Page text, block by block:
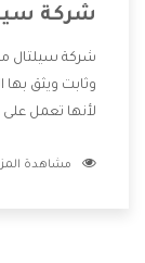
شركة
شركة سيلتال
وثابت ويثق
لأنها تعمل
وتقدممشاهدة